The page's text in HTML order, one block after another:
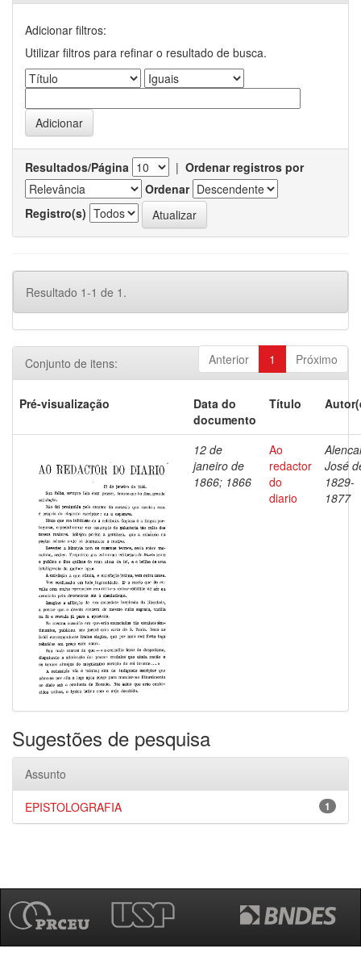
Adicionar filtros:
Utilizar filtros para refinar o resultado de busca.
Resultados/Página | Ordenar registros por
Ordenar
Registro(s)
Resultado 1-1 de 1.
Anterior 1 Próximo
Conjunto de itens:
Pré-visualização
Data do
documento
Título
12 de
janeiro de
1866; 1866
Ao
redactor
do
diario
José
1829-
1877
Sugestões de pesquisa
Assunto
1
EPISTOLOGRAFIA